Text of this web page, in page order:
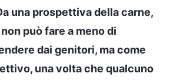
una prospettiva della carne,
può fare a meno di
dai genitori, ma come
una volta che qualcuno